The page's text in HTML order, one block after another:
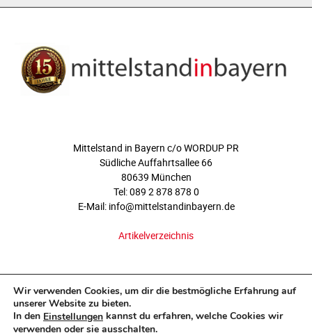
Mittelstand in Bayern c/o WORDUP PR
Südliche Auffahrtsallee 66
80639 München
Tel: 089 2 878 878 0
E-Mail: info@mittelstandinbayern.de
Artikelverzeichnis
Wir verwenden Cookies, um dir die bestmögliche Erfahrung auf
unserer Website zu bieten.
In den Einstellungen kannst du erfahren, welche Cookies wir
verwenden oder sie ausschalten.